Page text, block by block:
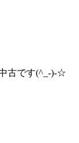
古です(^_-)-☆